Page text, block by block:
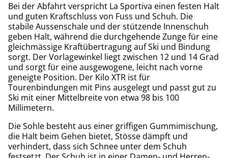
Bei der Abfahrt verspricht La Sportiva einen festen Halt
und guten Kraftschluss von Fuss und Schuh. Die
stabile Aussenschale und der stützende Innenschuh
geben Halt, während die durchgehende Zunge für eine
gleichmässige Kraftübertragung auf Ski und Bindung
sorgt. Der Vorlagewinkel liegt zwischen 12 und 14 Grad
und sorgt für eine ausgewogene, leicht nach vorne
geneigte Position. Der Kilo XTR ist für
Tourenbindungen mit Pins ausgelegt und passt gut zu
Ski mit einer Mittelbreite von etwa 98 bis 100
Millimetern.
Die Sohle besteht aus einer griffigen Gummimischung,
die Halt beim Gehen bietet, Stösse dämpft und
verhindert, dass sich Schnee unter dem Schuh